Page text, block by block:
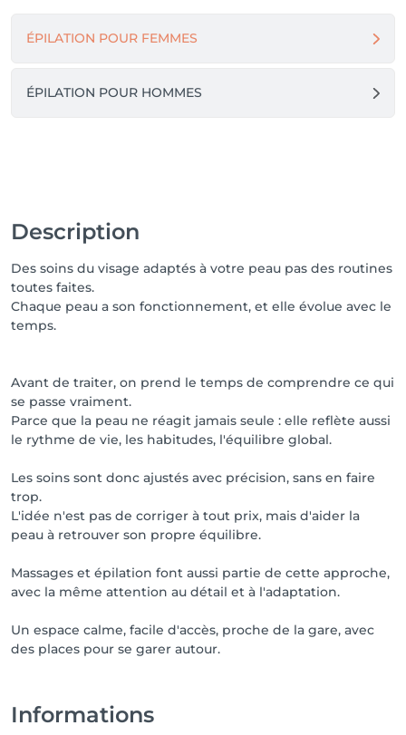
ÉPILATION POUR FEMMES
ÉPILATION POUR HOMMES
Description
Des soins du visage adaptés à votre peau pas des routines
toutes faites.
Chaque peau a son fonctionnement, et elle évolue avec le
temps.
Avant de traiter, on prend le temps de comprendre ce qui
se passe vraiment.
Parce que la peau ne réagit jamais seule : elle reflète aussi
le rythme de vie, les habitudes, l'équilibre global.
Les soins sont donc ajustés avec précision, sans en faire
trop.
L'idée n'est pas de corriger à tout prix, mais d'aider la
peau à retrouver son propre équilibre.
Massages et épilation font aussi partie de cette approche,
avec la même attention au détail et à l'adaptation.
Un espace calme, facile d'accès, proche de la gare, avec
des places pour se garer autour.
Informations